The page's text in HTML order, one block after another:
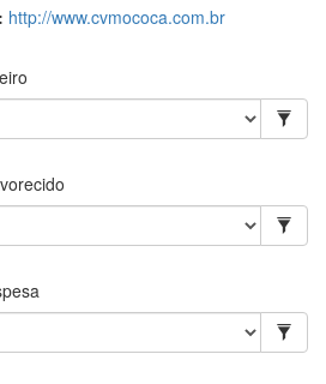
http://www.cvmococa.com.br